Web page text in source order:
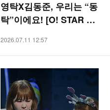
영탁X김동준, 우리는 “동
탁”이에요! [O! STAR 숏
2026.07.11 12:57